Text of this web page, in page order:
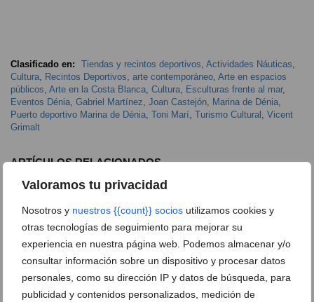
Valoramos tu privacidad
Nosotros y nuestros {{count}} socios utilizamos cookies y
otras tecnologías de seguimiento para mejorar su
experiencia en nuestra página web. Podemos almacenar y/o
consultar información sobre un dispositivo y procesar datos
personales, como su dirección IP y datos de búsqueda, para
publicidad y contenidos personalizados, medición de
Clasificado en: Tiendas y recintos deportivos Actividades Náuticas
Cultura
Recintos Deportivos arte contemporáneo Arte en espacios
públicos Arte en la Costa Blanca Cultura Esculturas frente al mar,
Eventos Dénia Gabriel Martínez Joan Castejón Marina de Dénia
Puerto deportivo Marina de Dénia Toni Marí Turismo Cultural
Vicent
Grimalt
ARTÍCULOS RELACIONADOS